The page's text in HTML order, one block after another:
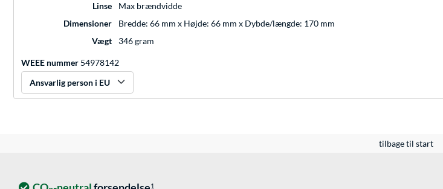
Linse
Max brændvidde
Dimensioner
Bredde: 66 mm x Højde: 66 mm x Dybde/længde: 170 mm
Vægt
346 gram
WEEE nummer 54978142
Ansvarlig person i EU
tilbage til start
1